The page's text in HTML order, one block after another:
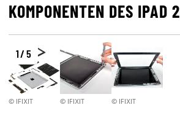
KOMPONENTEN DES IPAD 2
1 / 5
© IFIXIT © IFIXIT © IFIXIT